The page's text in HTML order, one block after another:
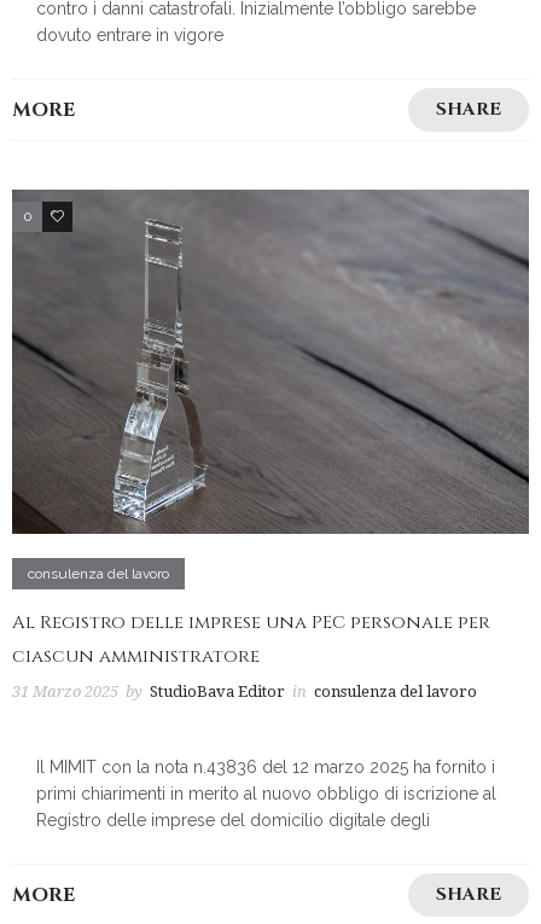
contro i danni catastrofali. Inizialmente l’obbligo sarebbe
dovuto entrare in vigore
MORE SHARE
0 4
consulenza del lavoro
Al Registro delle imprese una PEC personale per
ciascun amministratore
31 Marzo 2025 by StudioBava Editor in consulenza del lavoro
Il MIMIT con la nota n.43836 del 12 marzo 2025 ha fornito i
primi chiarimenti in merito al nuovo obbligo di iscrizione al
Registro delle imprese del domicilio digitale degli
MORE SHARE